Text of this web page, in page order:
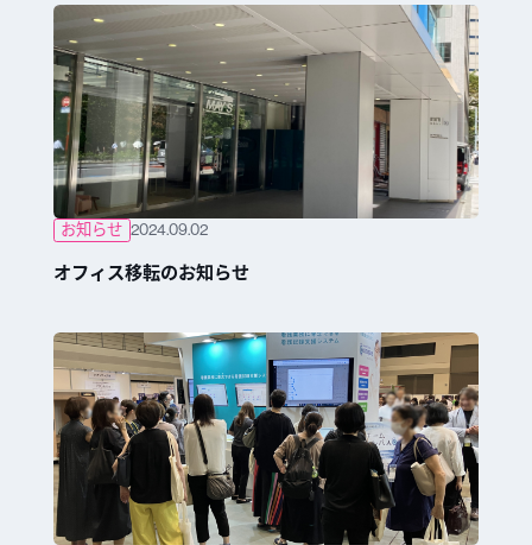
お知らせ 2024.09.02
オフィス移転のお知らせ